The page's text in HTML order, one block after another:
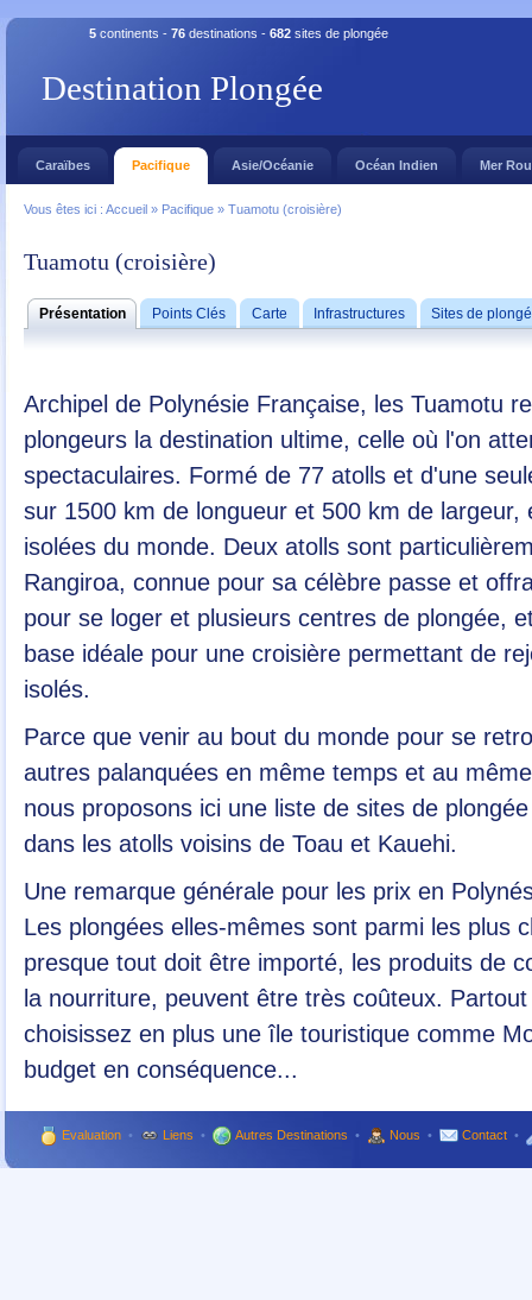
Destination Plongée
5 continents - 76 destinations - 682 sites de plongée
Caraïbes Pacifique Asie/Océanie Océan Indien Mer
Vous êtes ici : Accueil » Pacifique » Tuamotu (croisière)
Tuamotu (croisière)
Présentation Points Clés Carte Infrastructures Sites de
Archipel de Polynésie Française, les Tuamotu
plongeurs la destination ultime, celle où l'on
spectaculaires. Formé de 77 atolls et d'une
sur 1500 km de longueur et 500 km de
isolées du monde. Deux atolls sont
Rangiroa, connue pour sa célèbre passe et
pour se loger et plusieurs centres de plongée,
base idéale pour une croisière permettant de
isolés.
Parce que venir au bout du monde pour se
autres palanquées en même temps et au
nous proposons ici une liste de sites de
dans les atolls voisins de Toau et Kauehi.
Une remarque générale pour les prix en
Les plongées elles-mêmes sont parmi les plus
presque tout doit être importé, les produits de
la nourriture, peuvent être très coûteux.
choisissez en plus une île touristique comme
budget en conséquence...
Evaluation • Liens • Autres Destinations • Nous • Contact •